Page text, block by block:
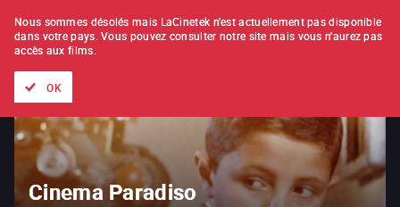
À L'UNITÉ ABONNEMENT
Cinema Paradiso
Nous sommes désolés mais LaCinetek n'est actuellement pas disponible
dans votre pays. Vous pouvez consulter notre site mais vous n'aurez pas
accès aux films.
OK